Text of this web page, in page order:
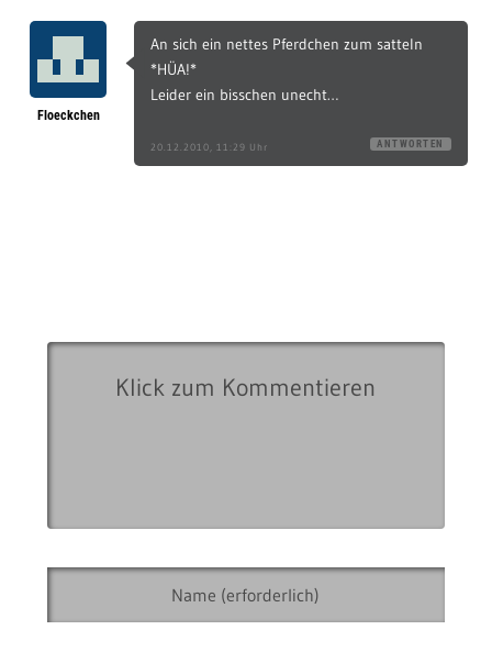
Floeckchen
An sich ein nettes Pferdchen zum satteln
*HÜA!*
Leider ein bisschen unecht…
20.12.2010, 11:29 Uhr ANTWORTEN